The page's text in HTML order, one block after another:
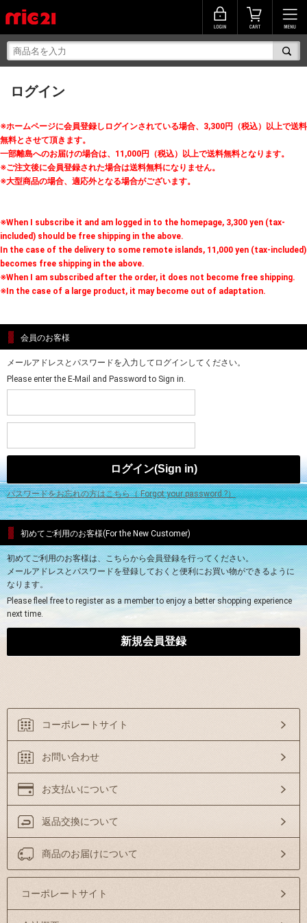
ログイン
※ホームページに会員登録しログインされている場合、3,300円（税込）以上で送料
無料とさせて頂きます。
一部離島へのお届けの場合は、11,000円（税込）以上で送料無料となります。
※ご注文後に会員登録された場合は送料無料になりません。
※大型商品の場合、適応外となる場合がございます。
※When I subscribe it and am logged in to the homepage, 3,300 yen (tax-
included) should be free shipping in the above.
In the case of the delivery to some remote islands, 11,000 yen (tax-included)
becomes free shipping in the above.
※When I am subscribed after the order, it does not become free shipping.
※In the case of a large product, it may become out of adaptation.
会員のお客様
メールアドレスとパスワードを入力してログインしてください。
Please enter the E-Mail and Password to Sign in.
パスワードをお忘れの方はこちら（ Forgot your password ?）
初めてご利用のお客様(For the New Customer)
初めてご利用のお客様は、こちらから会員登録を行ってください。
メールアドレスとパスワードを登録しておくと便利にお買い物ができるように
なります。
Please fleel free to register as a member to enjoy a better shopping experience
next time.
コーポレートサイト
お問い合わせ
お支払いについて
返品交換について
商品のお届けについて
コーポレートサイト